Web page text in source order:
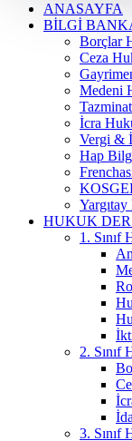
ANASAYFA
BILGI
Borçlar
Ceza
Medeni
İcra
Vergi &
Hap
Yargıtay
HUKUK
1. Sınıf
2. Sınıf
3. Sınıf